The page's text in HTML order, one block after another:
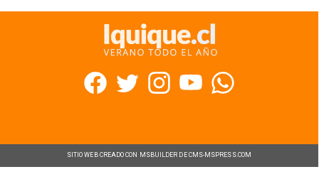
SITIO WEB CREADO CON MSBUILDER DE CMS-MSPRESS.COM